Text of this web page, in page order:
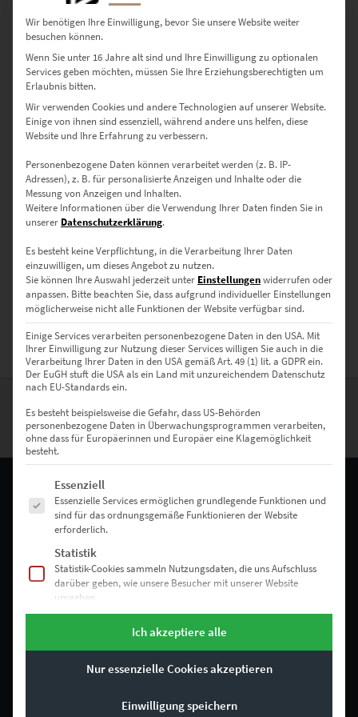
Nachname*erforderlich
Deine Kommentare
Es gilt unsere Datenschutzerklärung.
WIDERRUF BESTÄTIGEN
ZURÜCK NACH OBEN
RECHTLICHES
Impressum
Allgemeine Geschäftsbedingungen
Wir benötigen Ihre Einwilligung, bevor Sie unsere Website weiter
besuchen können.
Wenn Sie unter 16 Jahre alt sind und Ihre Einwilligung zu optionalen
Services geben möchten, müssen Sie Ihre Erziehungsberechtigten um
Erlaubnis bitten.
Wir verwenden Cookies und andere Technologien auf unserer Website.
Einige von ihnen sind essenziell, während andere uns helfen, diese
Website und Ihre Erfahrung zu verbessern.
Personenbezogene Daten können verarbeitet werden (z. B. IP-
Adressen), z. B. für personalisierte Anzeigen und Inhalte oder die
Messung von Anzeigen und Inhalten.
Weitere Informationen über die Verwendung Ihrer Daten finden Sie in
unserer Datenschutzerklärung.
Es besteht keine Verpflichtung, in die Verarbeitung Ihrer Daten
einzuwilligen, um dieses Angebot zu nutzen.
Sie können Ihre Auswahl jederzeit unter Einstellungenwiderrufen oder
anpassen. Bitte beachten Sie, dass aufgrund individueller Einstellungen
möglicherweise nicht alle Funktionen der Website verfügbar sind.
Einige Services verarbeiten personenbezogene Daten in den USA. Mit
Ihrer Einwilligung zur Nutzung dieser Services willigen Sie auch in die
Verarbeitung Ihrer Daten in den USA gemäß Art. 49 (1) lit. a GDPR ein.
Der EuGH stuft die USA als ein Land mit unzureichendem Datenschutz
nach EU-Standards ein.
Es besteht beispielsweise die Gefahr, dass US-Behörden
personenbezogene Daten in Überwachungsprogrammen verarbeiten,
ohne dass für Europäerinnen und Europäer eine Klagemöglichkeit
besteht.
Es folgt eine Liste der Service-Gruppen, für die eine Einwilligung
Essenziell
Essenzielle Services ermöglichen grundlegende Funktionen und
sind für das ordnungsgemäße Funktionieren der Website
erforderlich.
Statistik
Statistik-Cookies sammeln Nutzungsdaten, die uns Aufschluss
darüber geben, wie unsere Besucher mit unserer Website
umgehen.
Marketing Services werden von Drittanbietern oder
Herausgebern genutzt, um personalisierte Werbung
anzuzeigen. Sie tun dies, indem sie Besucher über Websites
Externe Medien
Ich akzeptiere alle
Nur essenzielle Cookies akzeptieren
Einwilligung speichern